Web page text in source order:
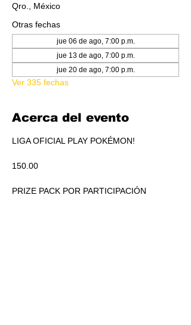
Qro., México
Otras fechas
jue 06 de ago, 7:00 p.m.
jue 13 de ago, 7:00 p.m.
jue 20 de ago, 7:00 p.m.
Ver 335 fechas
Acerca del evento
LIGA OFICIAL PLAY POKÉMON!
150.00
PRIZE PACK POR PARTICIPACIÓN